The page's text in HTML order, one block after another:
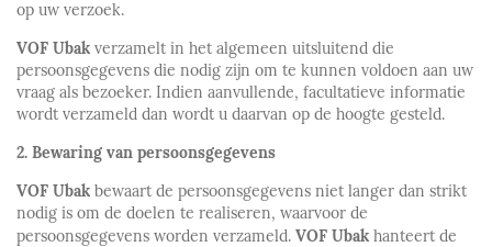
op uw verzoek.
VOF Ubak verzamelt in het algemeen uitsluitend die
persoonsgegevens die nodig zijn om te kunnen voldoen aan uw
vraag als bezoeker. Indien aanvullende, facultatieve informatie
wordt verzameld dan wordt u daarvan op de hoogte gesteld.
2. Bewaring van persoonsgegevens
VOF Ubak bewaart de persoonsgegevens niet langer dan strikt
nodig is om de doelen te realiseren, waarvoor de
persoonsgegevens worden verzameld. VOF Ubak hanteert de